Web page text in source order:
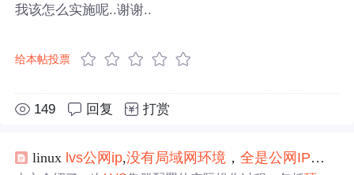
我该怎么实施呢..谢谢..
给本帖投票
149 回复 打赏
linux lvs公网 ip,没有局域网环境 ，全是公网 IP可以